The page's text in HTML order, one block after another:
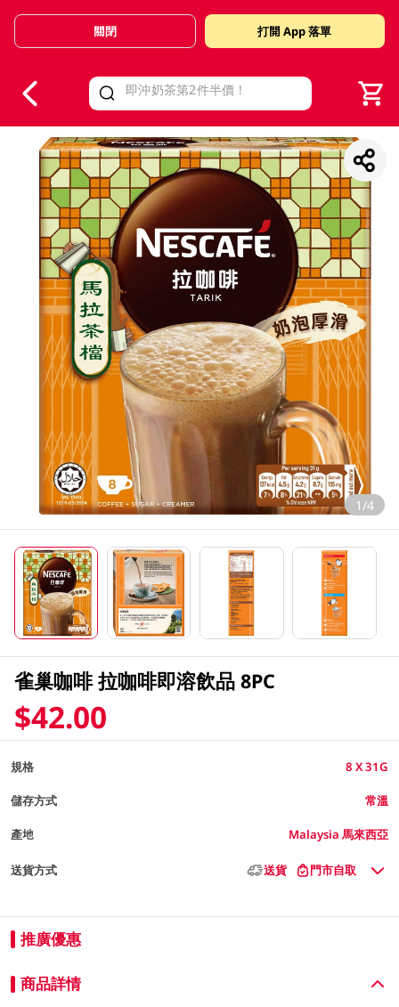
Valid Until 30 June 2026
關閉 打開 App 落單
1/4
雀巢咖啡 拉咖啡即溶飲品 8PC
$42.00
規格 8 X 31G
儲存方式 常溫
產地 Malaysia 馬來西亞
送貨方式 送貨 門市自取
推廣優惠
商品詳情